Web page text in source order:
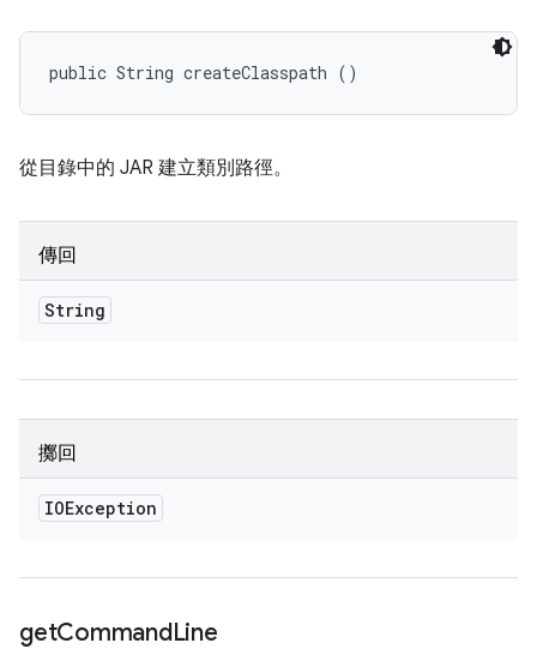
public String createClasspath ()
從目錄中的 JAR 建立類別路徑。
傳回
String
擲回
IOException
getCommandLine